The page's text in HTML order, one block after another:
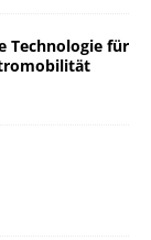
Technologie für